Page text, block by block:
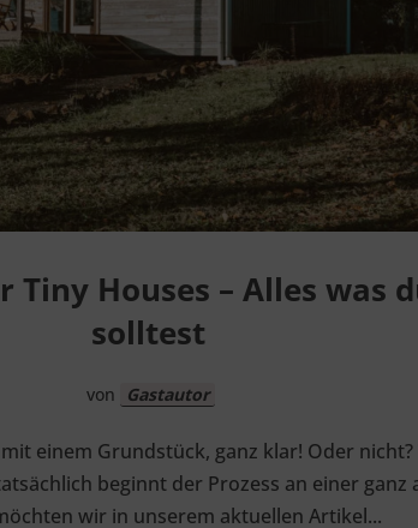
Houses – Alles was
solltest
von Gastautor
einem Grundstück, ganz klar! Oder
beginnt der Prozess an einer ganz
wir in unserem aktuellen Artikel...